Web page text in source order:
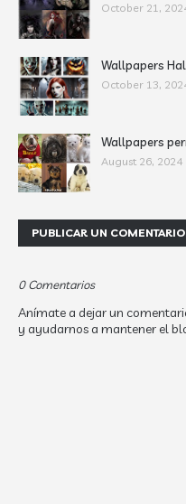
October 21,
Wallpapers
October 13,
Wallpapers
August 26, 2024
PUBLICAR UN COMENTARIO
0 Comentarios
Anímate a dejar un
y ayudarnos a mantener el